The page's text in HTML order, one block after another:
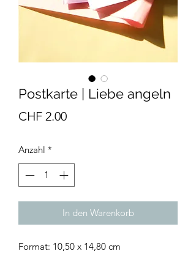
Postkarte | Liebe angeln
CHF 2.00Preis
Anzahl *
In den Warenkorb
Format: 10,50 x 14,80 cm